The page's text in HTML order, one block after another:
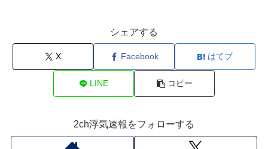
シェアする
X Facebook はてブ
LINE コピー
2ch浮気速報をフォローする